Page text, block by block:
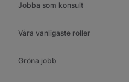
Jobba som konsult
Våra vanligaste roller
Gröna jobb